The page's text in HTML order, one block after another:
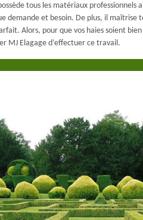
tous les matériaux professionnels
demande et besoin. De plus, il maîtrise
Alors, pour que vos haies soient
MJ Elagage d’effectuer ce travail.